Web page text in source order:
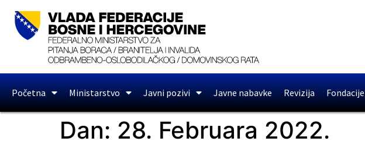
Početna Ministarstvo Javni pozivi Javne nabavke Revizija Fondacije
Dan: 28. Februara 2022.